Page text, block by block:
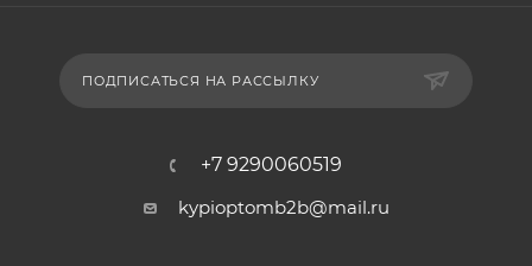
ПОДПИСАТЬСЯ НА РАССЫЛКУ
+7 9290060519
kypioptomb2b@mail.ru